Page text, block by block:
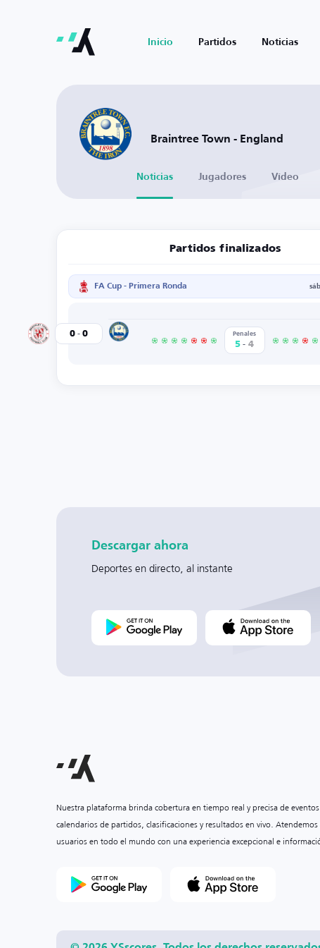
Inicio Partidos Noticias
Braintree Town - England
Noticias Jugadores Vídeo
Partidos finalizados
FA Cup - Primera Ronda
Brackley Town
0 - 0 Penales
5 - 4
Descargar ahora
Deportes en directo, al instante
Nuestra plataforma brinda cobertura en tiempo real y precisa de
calendarios de partidos, clasificaciones y resultados en vivo.
usuarios en todo el mundo con una experiencia excepcional e